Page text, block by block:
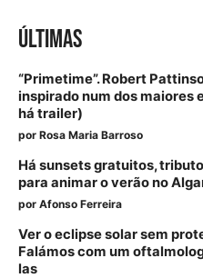
ÚLTIMAS
“Primetime”. Robert
inspirado num dos maiores
há trailer)
por Rosa Maria Barroso
Há sunsets gratuitos,
para animar o verão no
por Afonso Ferreira
Ver o eclipse solar sem
Falámos com um
las